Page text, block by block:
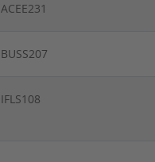
ACEE231
BUSS207
IFLS108